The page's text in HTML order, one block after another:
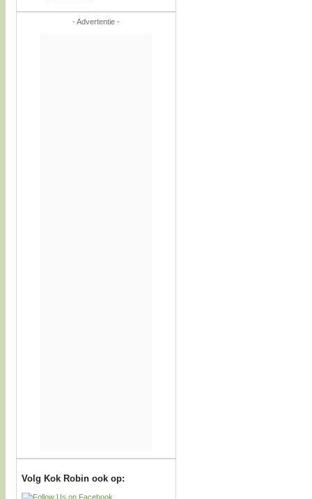
- Advertentie -
Volg Kok Robin ook op: